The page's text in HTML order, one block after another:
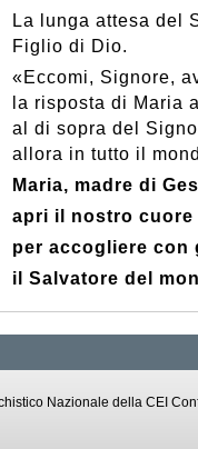
La lunga attesa del
Figlio di Dio.
«Eccomi, Signore,
la risposta di Maria
al di sopra del
allora in tutto il
Maria, madre di
apri il nostro cuore
per accogliere con
il Salvatore del
Nazionale della CEI